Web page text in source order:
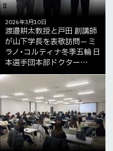
2026年3月10日
渡邉耕太教授と戸田 創講師
が山下学長を表敬訪問— ミ
ラノ・コルティナ冬季五輪 日
本選手団本部ドクター…